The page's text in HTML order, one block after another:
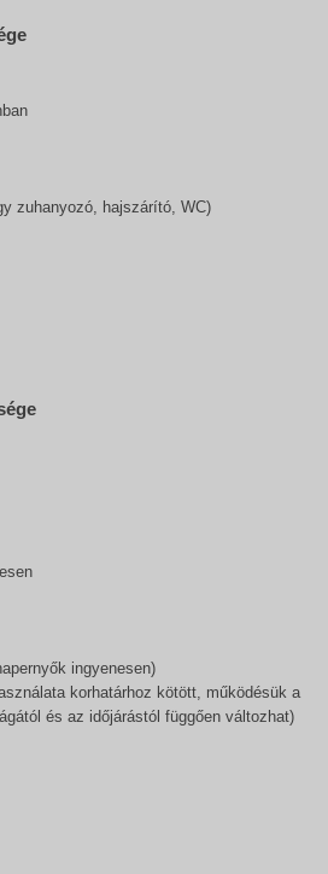
zuhanyozó, hajszárító, WC)
ingyenesen)
korhatárhoz kötött, működésük a
és az időjárástól függően változhat)